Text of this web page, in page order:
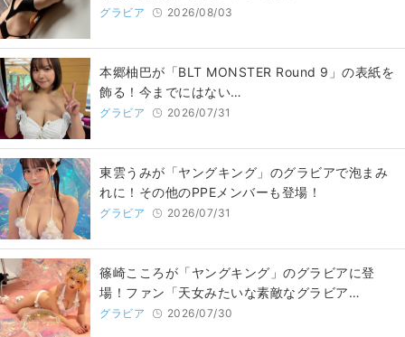
グラビア 2026/08/03
本郷柚巴が「BLT MONSTER Round 9」の表紙を
飾る！今までにはない…
グラビア 2026/07/31
東雲うみが「ヤングキング」のグラビアで泡まみ
れに！その他のPPEメンバーも登場！
グラビア 2026/07/31
篠崎こころが「ヤングキング」のグラビアに登
場！ファン「天女みたいな素敵なグラビア…
グラビア 2026/07/30